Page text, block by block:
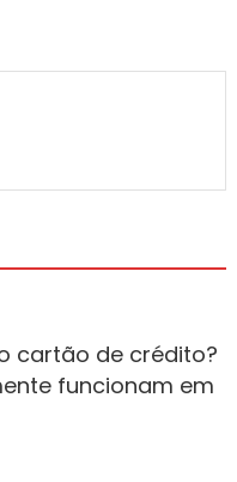
cartão de crédito?
funcionam em